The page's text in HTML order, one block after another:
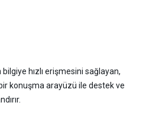
hızlı erişmesini sağlayan,
konuşma arayüzü ile destek ve